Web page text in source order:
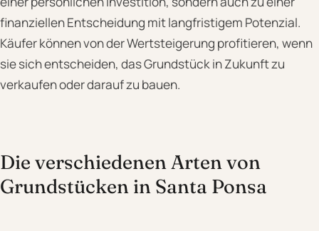
finanziellen Entscheidung mit langfristigem Potenzial.
Käufer können von der Wertsteigerung profitieren, wenn
sie sich entscheiden, das Grundstück in Zukunft zu
verkaufen oder darauf zu bauen.
Die verschiedenen Arten von
Grundstücken in Santa Ponsa